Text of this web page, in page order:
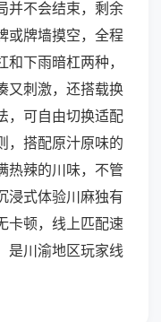
并不会结束，剩余
或牌墙摸空，全程
下雨暗杠两种，
又刺激，还搭载换
，可自由切换适配
，搭配原汁原味的
热辣的川味，不管
浸式体验川麻独有
卡顿，线上匹配速
是川渝地区玩家线